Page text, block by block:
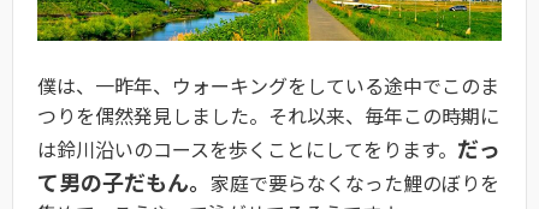
僕は、一昨年、ウォーキングをしている途中でこのま
つりを偶然発見しました。それ以来、毎年この時期に
は鈴川沿いのコースを歩くことにしてをります。 だっ
て男の子だもん。 家庭で要らなくなった鯉のぼりを